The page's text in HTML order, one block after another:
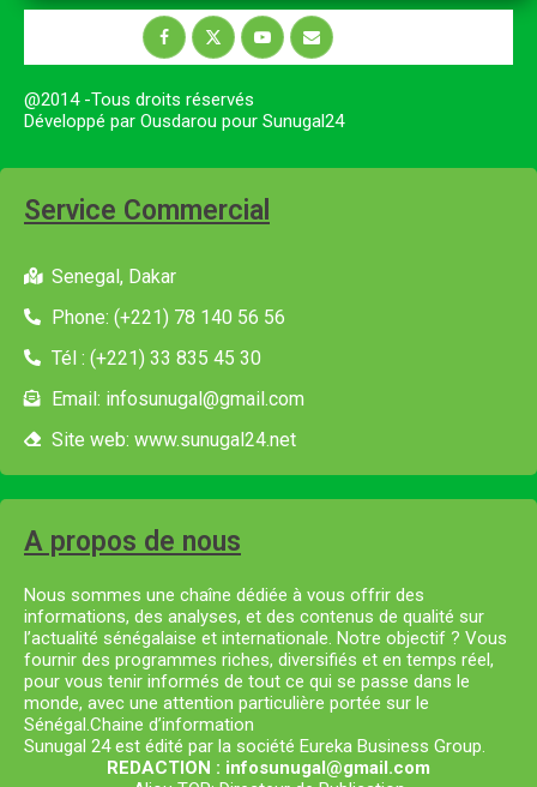
@2014 -Tous droits réservés
Développé par Ousdarou pour Sunugal24
Service Commercial
Senegal, Dakar
Phone: (+221) 78 140 56 56
Tél : (+221) 33 835 45 30
Email: infosunugal@gmail.com
Site web: www.sunugal24.net
A propos de nous
Nous sommes une chaîne dédiée à vous offrir des
informations, des analyses, et des contenus de qualité sur
l’actualité sénégalaise et internationale. Notre objectif ? Vous
fournir des programmes riches, diversifiés et en temps réel,
pour vous tenir informés de tout ce qui se passe dans le
monde, avec une attention particulière portée sur le
Sénégal.Chaine d’information
Sunugal 24 est édité par la société Eureka Business Group.
REDACTION : infosunugal@gmail.com